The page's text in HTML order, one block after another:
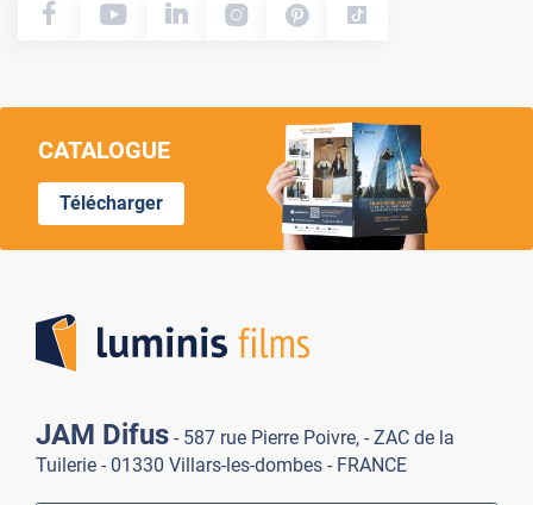
CATALOGUE
Télécharger
JAM Difus - 587 rue Pierre Poivre, - ZAC de la
Tuilerie - 01330 Villars-les-dombes - FRANCE